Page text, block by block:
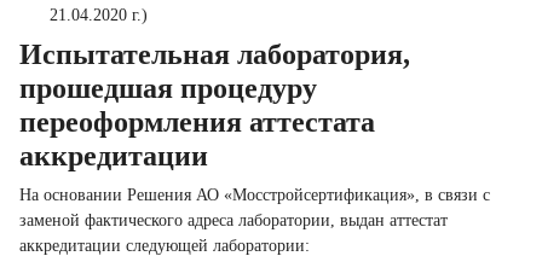
21.04.2020 г.)
Испытательная лаборатория,
прошедшая процедуру
переоформления аттестата
аккредитации
На основании Решения АО «Мосстройсертификация», в связи с
заменой фактического адреса лаборатории, выдан аттестат
аккредитации следующей лаборатории: